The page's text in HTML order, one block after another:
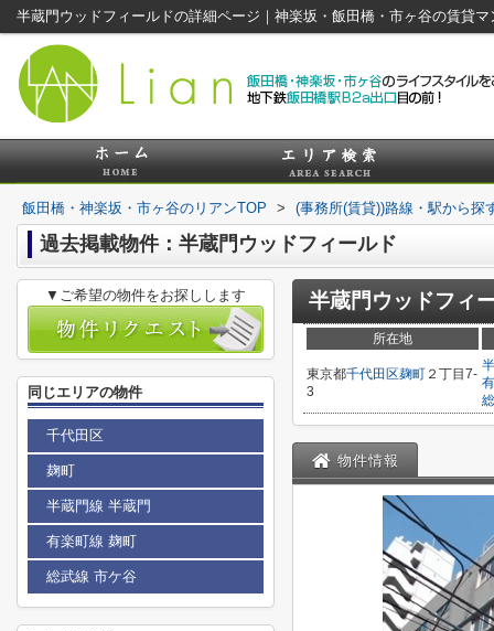
半蔵門ウッドフィールドの詳細ページ｜神楽坂・飯田橋・市ヶ谷の賃貸
飯田橋・神楽坂・市ヶ谷のリアンTOP > (事務所(賃貸))路線・駅から探
過去掲載物件：半蔵門ウッドフィールド
半蔵門ウッドフィ
所在地
東京都千代田区麹町 ２丁目7-
3
物件情報
▼ご希望の物件をお探しします
同じエリアの物件
千代田区
麹町
半蔵門線 半蔵門
有楽町線 麹町
総武線 市ケ谷